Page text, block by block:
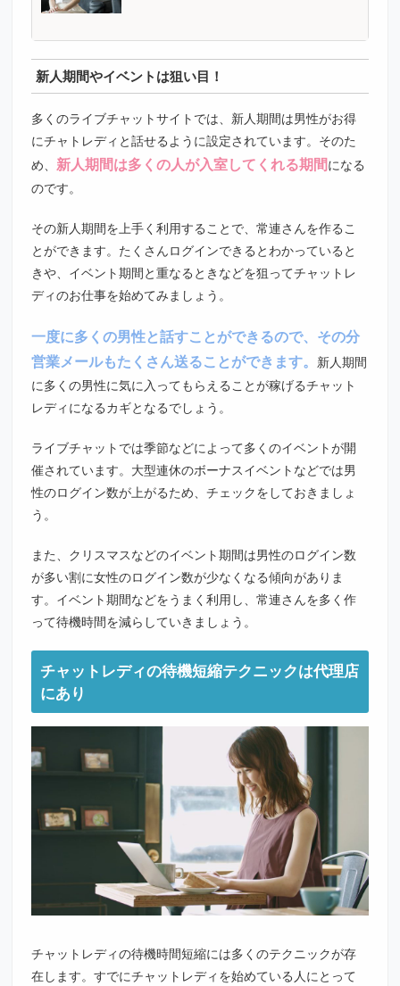
新人期間やイベントは狙い目！
多くのライブチャットサイトでは、新人期間は男性がお得
にチャトレディと話せるように設定されています。そのた
め、 新人期間は多くの人が入室してくれる期間になる
のです。
その新人期間を上手く利用することで、常連さんを作るこ
とができます。たくさんログインできるとわかっていると
きや、イベント期間と重なるときなどを狙ってチャットレ
ディのお仕事を始めてみましょう。
一度に多くの男性と話すことができるので、その分
営業メールもたくさん送ることができます。 新人期間
に多くの男性に気に入ってもらえることが稼げるチャット
レディになるカギとなるでしょう。
ライブチャットでは季節などによって多くのイベントが開
催されています。大型連休のボーナスイベントなどでは男
性のログイン数が上がるため、チェックをしておきましょ
う。
また、クリスマスなどのイベント期間は男性のログイン数
が多い割に女性のログイン数が少なくなる傾向がありま
す。イベント期間などをうまく利用し、常連さんを多く作
って待機時間を減らしていきましょう。
チャットレディの待機短縮テクニックは代理店
にあり
チャットレディの待機時間短縮には多くのテクニックが存
在します。すでにチャットレディを始めている人にとって